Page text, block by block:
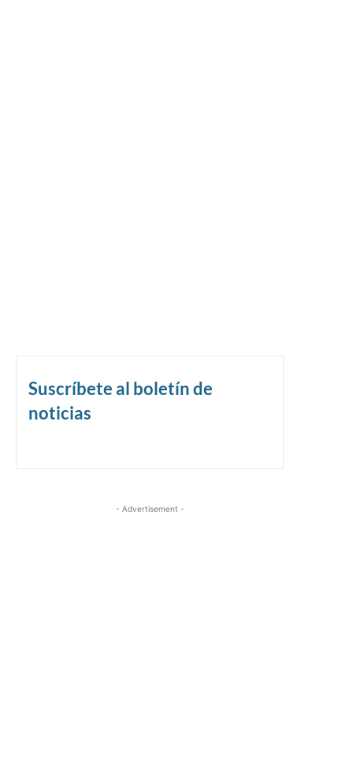
Suscríbete al boletín de
noticias
- Advertisement -